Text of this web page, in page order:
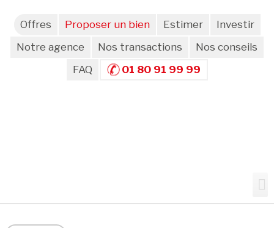
Offres Proposer un bien Estimer
Investir
Notre agence
Nos transactions
Nos conseils
FAQ
01 80 91 99 99